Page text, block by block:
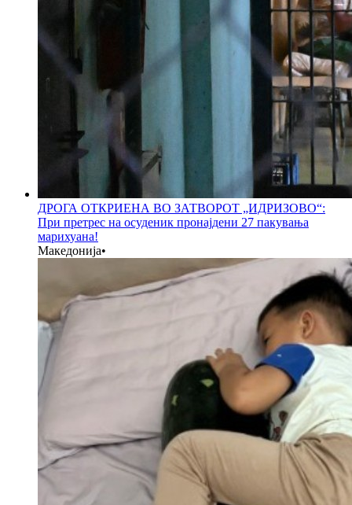
ДРОГА ОТКРИЕНА ВО ЗАТВОРОТ „ИДРИЗОВО“:
При претрес на осуденик пронајдени 27 пакувања
марихуана!
Македонија•